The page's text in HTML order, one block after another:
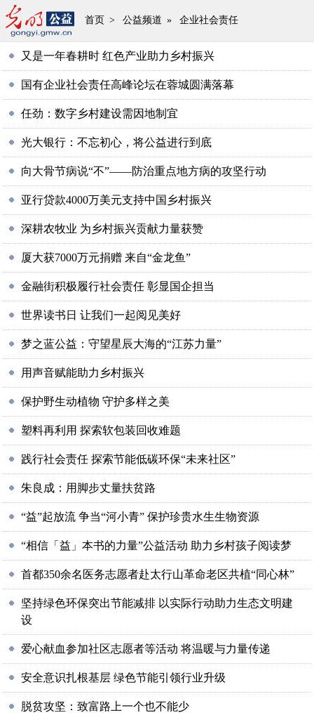
首页 > 公益频道 » 企业社会责任
又是一年春耕时 红色产业助力乡村振兴
国有企业社会责任高峰论坛在蓉城圆满落幕
任劲：数字乡村建设需因地制宜
光大银行：不忘初心，将公益进行到底
向大骨节病说“不”——防治重点地方病的攻坚行动
亚行贷款4000万美元支持中国乡村振兴
深耕农牧业 为乡村振兴贡献力量获赞
厦大获7000万元捐赠 来自“金龙鱼”
金融街积极履行社会责任 彰显国企担当
世界读书日 让我们一起阅见美好
梦之蓝公益：守望星辰大海的“江苏力量”
用声音赋能助力乡村振兴
保护野生动植物 守护多样之美
塑料再利用 探索软包装回收难题
践行社会责任 探索节能低碳环保“未来社区”
朱良成：用脚步丈量扶贫路
“益”起放流 争当“河小青” 保护珍贵水生生物资源
“相信「益」本书的力量”公益活动 助力乡村孩子阅读梦
首都350余名医务志愿者赴太行山革命老区共植“同心林”
坚持绿色环保突出节能减排 以实际行动助力生态文明建
设
爱心献血参加社区志愿者等活动 将温暖与力量传递
安全意识扎根基层 绿色节能引领行业升级
脱贫攻坚：致富路上一个也不能少